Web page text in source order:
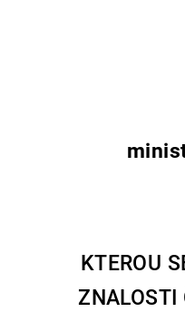
KTEROU
ZNALOSTI